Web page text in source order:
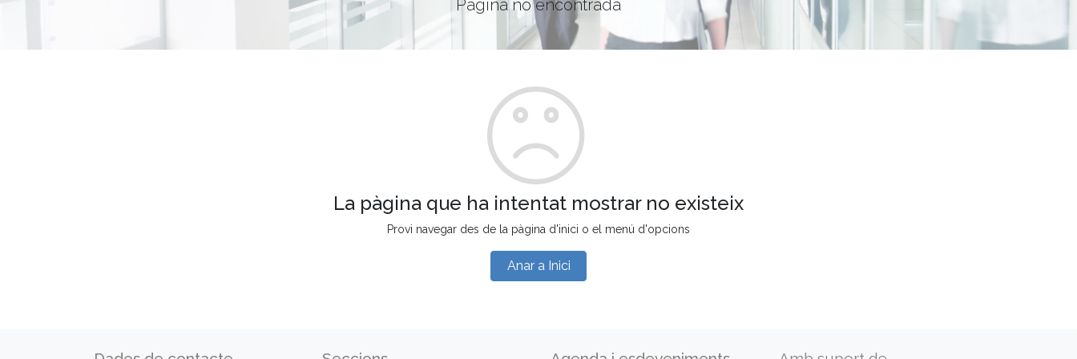
Pàgina no encontrada
La pàgina que ha intentat mostrar no existeix
Provi navegar des de la pàgina d'inici o el menú d'opcions
Anar a Inici